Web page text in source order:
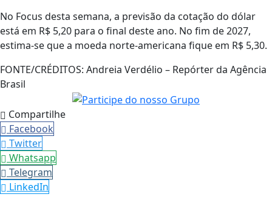
No Focus desta semana, a previsão da cotação do dólar
está em R$ 5,20 para o final deste ano. No fim de 2027,
estima-se que a moeda norte-americana fique em R$ 5,30.
FONTE/CRÉDITOS: Andreia Verdélio – Repórter da Agência
Brasil
Compartilhe
Facebook
Twitter
Whatsapp
Telegram
LinkedIn